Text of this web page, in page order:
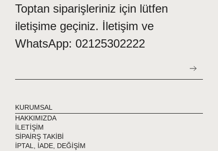
Toptan siparişleriniz için lütfen
iletişime geçiniz. İletişim ve
WhatsApp: 02125302222
KURUMSAL
HAKKIMIZDA
İLETİŞİM
SİPAİRŞ TAKİBİ
İPTAL, İADE, DEĞİŞİM